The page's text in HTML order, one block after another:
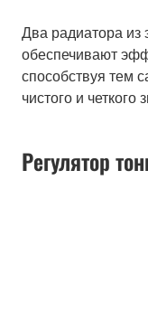
Два радиатора из
обеспечивают
способствуя
чистого и четкого
Регулятор